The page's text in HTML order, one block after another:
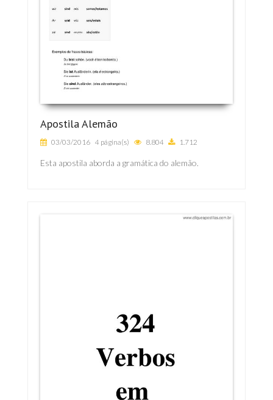
Apostila Alemão
03/03/2016 4 página(s) 8.804 1.712
Esta apostila aborda a gramática do alemão.